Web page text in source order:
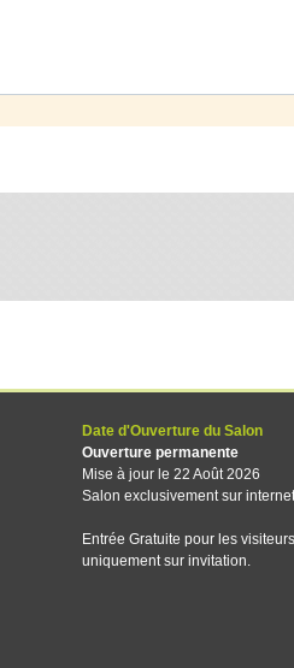
Date d'Ouverture du Salon
Ouverture permanente
Mise à jour le 22 Août 2026
Salon exclusivement sur internet
Entrée Gratuite pour les visiteurs
uniquement sur invitation.